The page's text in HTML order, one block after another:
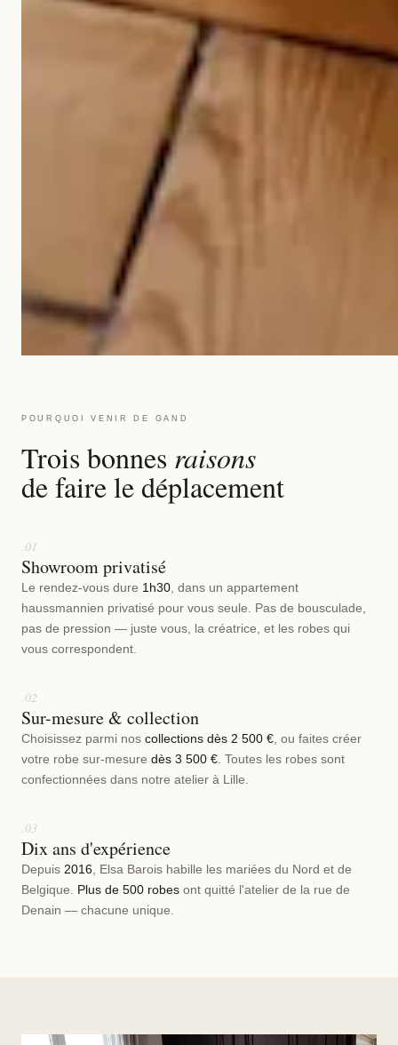
POURQUOI VENIR DE GAND
Trois bonnes raisons
de faire le déplacement
.01
Showroom privatisé
Le rendez-vous dure 1h30 , dans un appartement
haussmannien privatisé pour vous seule. Pas de bousculade,
pas de pression — juste vous, la créatrice, et les robes qui
vous correspondent.
.02
Sur-mesure & collection
Choisissez parmi nos collections dès 2 500 € , ou faites créer
votre robe sur-mesure dès 3 500 € . Toutes les robes sont
confectionnées dans notre atelier à Lille.
.03
Dix ans d'expérience
Depuis 2016 , Elsa Barois habille les mariées du Nord et de
Belgique. Plus de 500 robes ont quitté l'atelier de la rue de
Denain — chacune unique.
17 PIÈCES · 9 LOOKS · MODULABLES